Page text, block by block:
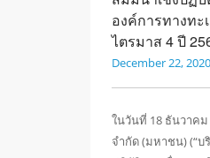
องค์การทางทะ
ไตรมาส 4 ปี
December 22, 2020
ในวันที่ 18 ธันวาค
จำกัด (มหาชน) (“บ